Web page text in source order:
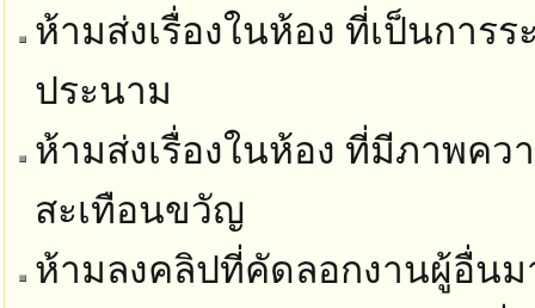
ห้ามส่งเรื่องในห้อง ที่เป็นการ
ประนาม
ห้ามส่งเรื่องในห้อง ที่มีภาพค
สะเทือนขวัญ
ห้ามลงคลิปที่คัดลอกงานผู้อื่นม